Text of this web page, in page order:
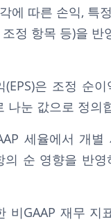
에 따른 손익, 특
정 항목 등)을 반
(EPS)은 조정 순
나눈 값으로 정의
세율에서 개
의 순 영향을 반
비GAAP 재무 지